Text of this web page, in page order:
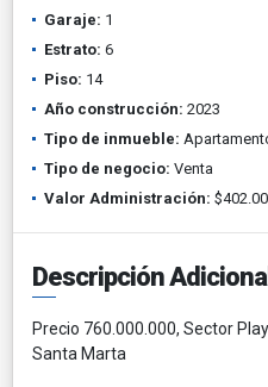
Garaje: 1
Estrato: 6
Piso: 14
Año construcción: 2023
Tipo de inmueble:
Tipo de negocio: Venta
Valor Administración:
Descripción Adicional
Precio 760.000.000, Sector
Santa Marta